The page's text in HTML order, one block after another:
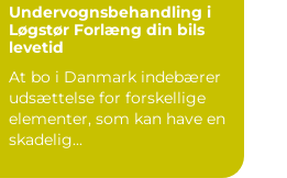
Undervognsbehandling i
Løgstør Forlæng din bils
levetid
At bo i Danmark indebærer
udsættelse for forskellige
elementer, som kan have en
skadelig...